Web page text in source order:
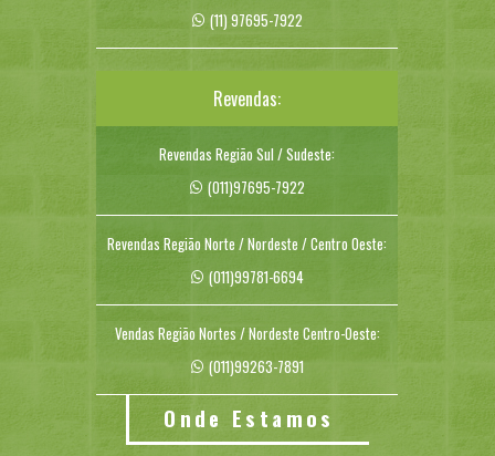
(11) 97695-7922
Revendas:
Revendas Região Sul / Sudeste:
(011)97695-7922
Revendas Região Norte / Nordeste / Centro Oeste:
(011)99781-6694
Vendas Região Nortes / Nordeste Centro-Oeste:
(011)99263-7891
Onde Estamos